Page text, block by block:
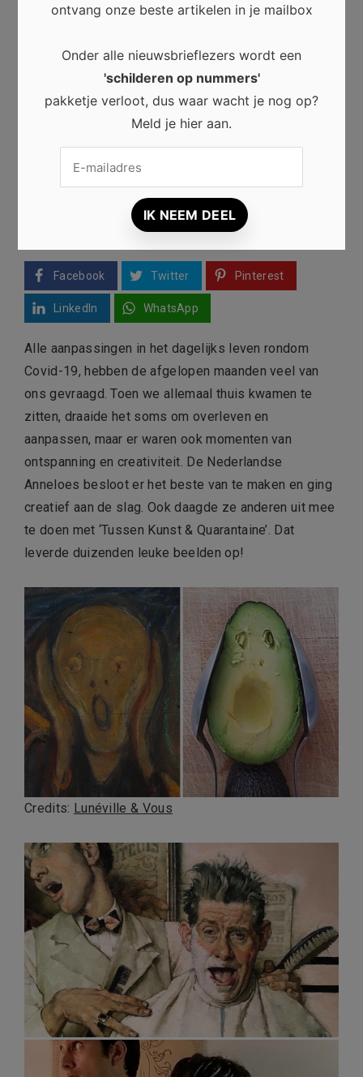
Facebook Twitter Pinterest
LinkedIn WhatsApp
Alle aanpassingen in het dagelijks leven rondom
Covid-19, hebben de afgelopen maanden veel van
ons gevraagd. Toen we allemaal thuis kwamen te
zitten, draaide het soms om overleven en
aanpassen, maar er waren ook momenten van
ontspanning en creativiteit. De Nederlandse
Anneloes besloot er het beste van te maken en ging
creatief aan de slag. Ook daagde ze anderen uit mee
te doen met ‘Tussen Kunst & Quarantaine’. Dat
leverde duizenden leuke beelden op!
Credits: Lunéville & Vous
ontvang onze beste artikelen in je mailbox
Onder alle nieuwsbrieflezers wordt een
'schilderen op nummers'
pakketje verloot, dus waar wacht je nog op?
Meld je hier aan.